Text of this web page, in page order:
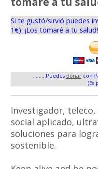
Si te gustó/sirvió puedes
1€). ¡Los tomaré a tu salud!
.........Puedes donarcon
(Es
Investigador,
social aplicado,
soluciones para
sostenible.